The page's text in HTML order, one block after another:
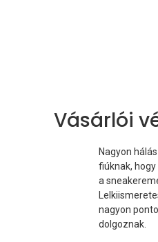
Vásárlói
Nagyon
fiúknak,
a
nagyon
dolgoznak.